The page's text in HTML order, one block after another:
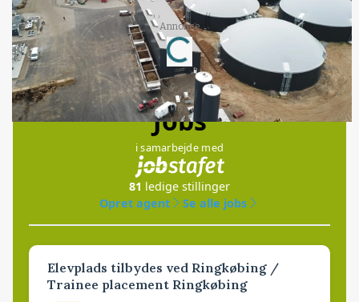
Annonce
Loading...
Jobs
i samarbejde med
81 ledige stillinger
Opret agent
Se alle jobs
Elevplads tilbydes ved Ringkøbing /
Trainee placement Ringkøbing